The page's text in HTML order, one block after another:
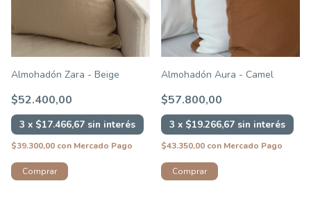
Almohadón Zara - Beige
$52.400,00
3 x $17.466,67 sin interés
$39.300,00 con Mercado Pago
Almohadón Aura - Camel
$57.800,00
3 x $19.266,67 sin interés
$43.350,00 con Mercado Pago